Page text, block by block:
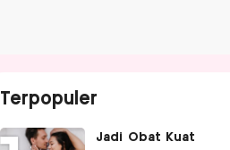
Terpopuler
Jadi Obat Kuat